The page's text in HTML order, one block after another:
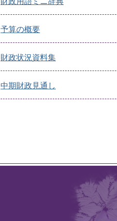
予算の概要
財政状況資料集
中期財政見通し